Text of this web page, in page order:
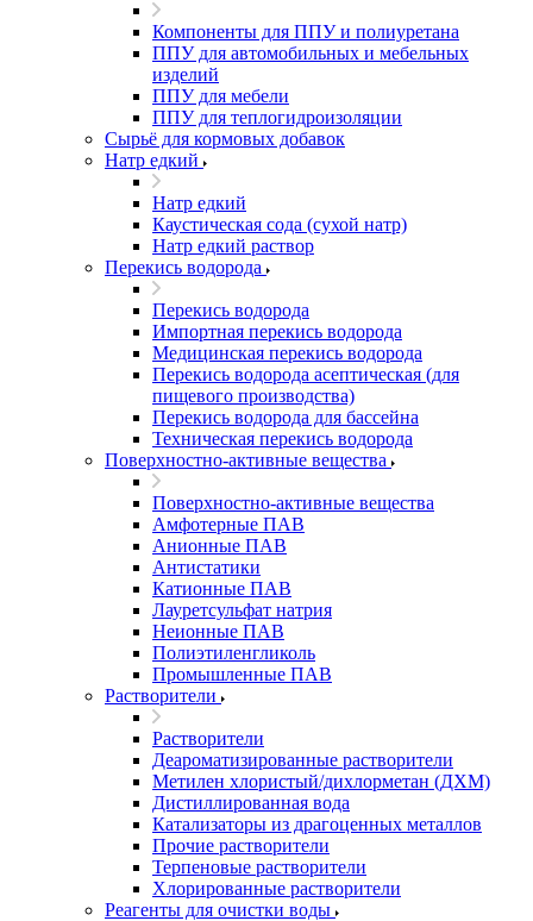
Компоненты для ППУ и полиуретана
ППУ для автомобильных и мебельных
изделий
ППУ для мебели
ППУ для теплогидроизоляции
Сырьё для кормовых добавок
Натр едкий
Натр едкий
Каустическая сода (сухой натр)
Натр едкий раствор
Перекись водорода
Перекись водорода
Импортная перекись водорода
Медицинская перекись водорода
Перекись водорода асептическая (для
пищевого производства)
Перекись водорода для бассейна
Техническая перекись водорода
Поверхностно-активные вещества
Поверхностно-активные вещества
Амфотерные ПАВ
Анионные ПАВ
Антистатики
Катионные ПАВ
Лауретсульфат натрия
Неионные ПАВ
Полиэтиленгликоль
Промышленные ПАВ
Растворители
Растворители
Деароматизированные растворители
Метилен хлористый/дихлорметан (ДХМ)
Дистиллированная вода
Катализаторы из драгоценных металлов
Прочие растворители
Терпеновые растворители
Хлорированные растворители
Реагенты для очистки воды